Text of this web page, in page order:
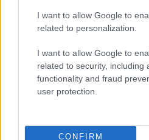
I want to allow Google to
related to personalization.
I want to allow Google to
related to security, including
functionality and fraud
user protection.
CONFIRM
Μάθε πρώτος όλες
ειδήσεις.
Βάλε το proson.gr
αναζήτησης της